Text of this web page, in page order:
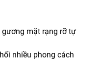
gương mặt rạng rỡ tự
nhiều phong cách